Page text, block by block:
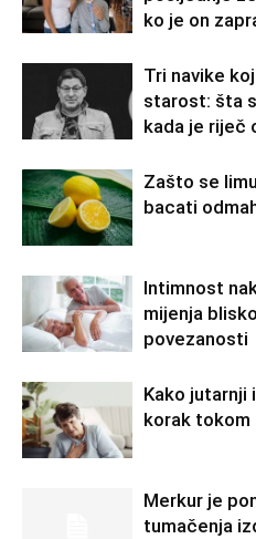
ko je on
Tri navike
starost: šta
kada je riječ
Zašto se
bacati
Intimnost
mijenja
povezanosti
Kako jutarnji
korak tokom
Merkur je
tumačenja